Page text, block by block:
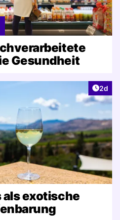
Gesundheit
2d
als exotische